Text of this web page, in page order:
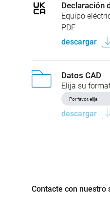
Declaración
Equipo
PDF
descargar
Datos CAD
Elija su
descargar
Contacte con nuestro